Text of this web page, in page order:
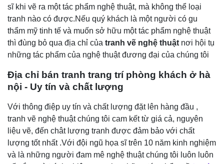
sĩ khi vẽ ra một tác phẩm nghệ thuật, mà không thể loại
tranh nào có được.Nếu quý khách là một người có gu
thẩm mỹ tinh tế và muốn sở hữu một tác phẩm nghệ thuật
thì đùng bỏ qua địa chỉ của tranh vẽ nghệ thuật nơi hội tụ
những tác phẩm của nghệ thuật đương đại của chúng tôi
Địa chỉ bán tranh trang trí phòng khách ở hà
nội - Uy tín và chất lượng
Với thông điệp uy tín và chất lượng đặt lên hàng đầu ,
tranh vẽ nghệ thuật chúng tôi cam kết từ giá cả, nguyên
liệu vẽ, đến chât lượng tranh được đảm bảo với chất
lượng tốt nhất .Với đội ngũ họa sĩ trên 10 năm kinh nghiệm
và là những người đam mê nghệ thuật chúng tôi luôn luôn